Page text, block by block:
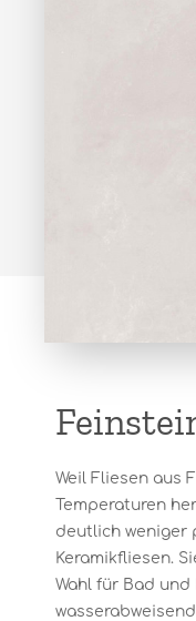
Weil Fliesen aus
Temperaturen
deutlich weniger
Keramikfliesen.
Wahl für Bad